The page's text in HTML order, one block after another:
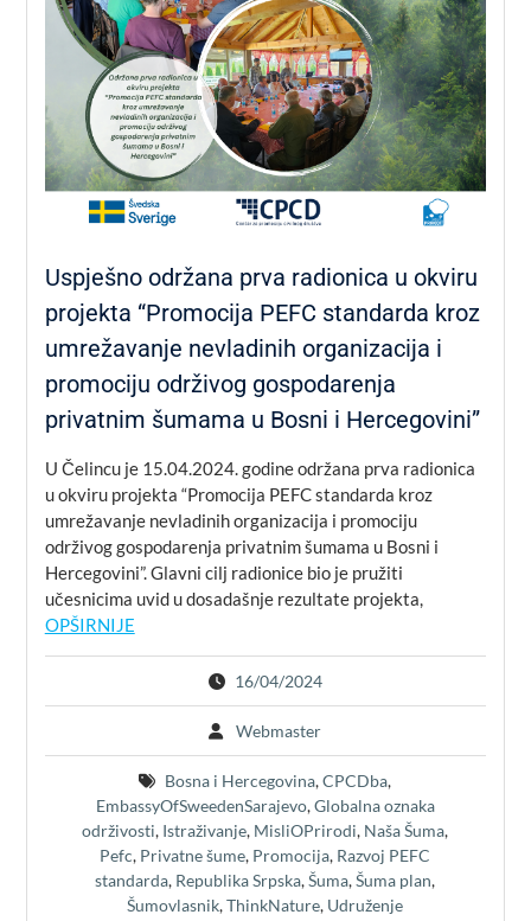
Uspješno održana prva radionica u okviru
projekta “Promocija PEFC standarda kroz
umrežavanje nevladinih organizacija i
promociju održivog gospodarenja
privatnim šumama u Bosni i Hercegovini”
U Čelincu je 15.04.2024. godine održana prva radionica
u okviru projekta “Promocija PEFC standarda kroz
umrežavanje nevladinih organizacija i promociju
održivog gospodarenja privatnim šumama u Bosni i
Hercegovini”. Glavni cilj radionice bio je pružiti
učesnicima uvid u dosadašnje rezultate projekta,
OPŠIRNIJE
16/04/2024
Webmaster
Bosna i Hercegovina,CPCDba,
EmbassyOfSweedenSarajevo,Globalna oznaka
održivosti, Istraživanje, MisliOPrirodi, Naša Šuma,
Pefc, Privatne šume, Promocija, Razvoj PEFC
standarda, Republika Srpska,Šuma,Šuma plan,
Šumovlasnik,ThinkNature, Udruženje